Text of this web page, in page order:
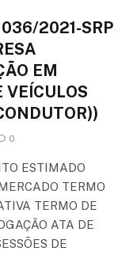
036/2021-SRP
EM
VEÍCULOS
0
ESTIMADO
TERMO
TERMO DE
ATA DE
DE